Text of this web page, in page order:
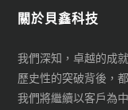
關於貝鑫科技
我們深知，卓越的成
歷史性的突破背後，
我們將繼續以客戶為